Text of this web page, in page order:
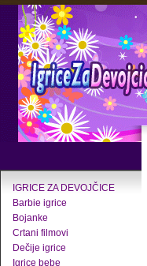
IGRICE ZA DEVOJČICE
Barbie igrice
Bojanke
Crtani filmovi
Dečije igrice
Igrice bebe